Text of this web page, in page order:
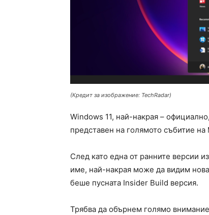
(Кредит за изображение: TechRadar)
Windows 11, най-накрая –
представен на голямото събитие
След като една от ранните версии
име, най-накрая може да видим
беше пусната Insider Build версия.
Трябва да обърнем голямо